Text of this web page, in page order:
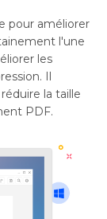
pour améliorer
l'une
les
Il
la taille
PDF.